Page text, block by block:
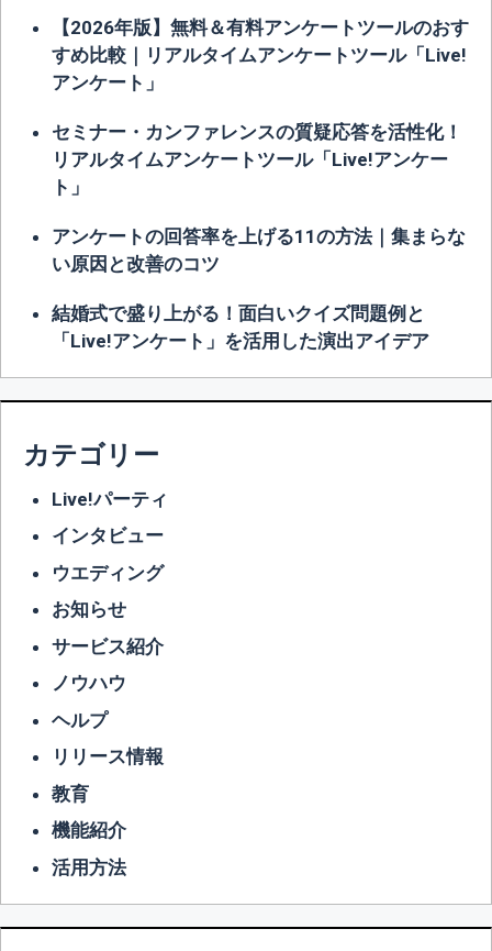
【2026年版】無料＆有料アンケートツールのおす
すめ比較｜リアルタイムアンケートツール「Live!
アンケート」
セミナー・カンファレンスの質疑応答を活性化！
リアルタイムアンケートツール「Live!アンケー
ト」
アンケートの回答率を上げる11の方法｜集まらな
い原因と改善のコツ
結婚式で盛り上がる！面白いクイズ問題例と
「Live!アンケート」を活用した演出アイデア
カテゴリー
Live!パーティ
インタビュー
ウエディング
お知らせ
サービス紹介
ノウハウ
ヘルプ
リリース情報
教育
機能紹介
活用方法